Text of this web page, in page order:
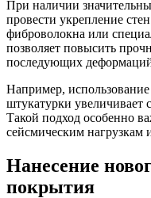
При наличии
провести укрепление
фиброволокна или
позволяет повысить
последующих
Например,
штукатурки увеличивает
Такой подход особенно
сейсмическим нагрузкам
Нанесение
покрытия